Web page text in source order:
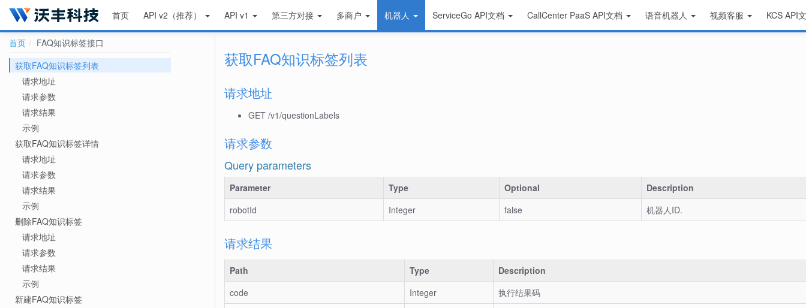
首页 API v2（推荐） API v1 第三方对接 多商户 机器人 ServiceGo API文档 CallCenter PaaS API文档 语音机器人 视频客服 KCS API
首页
FAQ知识标签接口
获取FAQ知识标签列表
请求地址
请求参数
请求结果
示例
获取FAQ知识标签详情
请求地址
请求参数
请求结果
示例
删除FAQ知识标签
请求地址
请求参数
请求结果
示例
新建FAQ知识标签
获取FAQ知识标签列表
请求地址
GET /v1/questionLabels
请求参数
Query parameters
Parameter Type Optional
Description
robotId
Integer false 机器人ID.
请求结果
Path Type
Description
code
Integer
执行结果码